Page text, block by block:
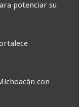
potenciar su
con